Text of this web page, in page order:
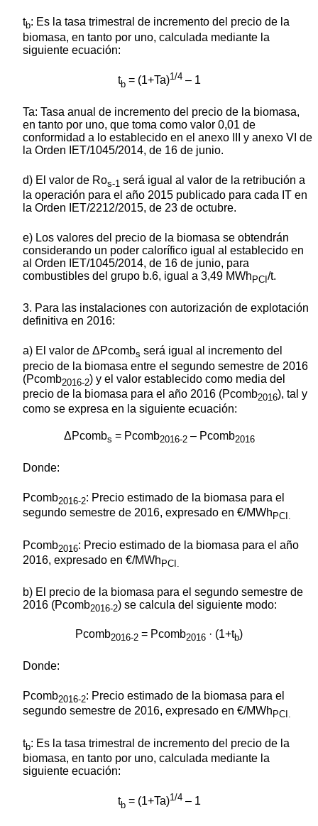
tb: Es la tasa trimestral de incremento del precio de la
biomasa, en tanto por uno, calculada mediante la
siguiente ecuación:
tb = (1+Ta)1/4– 1
Ta: Tasa anual de incremento del precio de la biomasa,
en tanto por uno, que toma como valor 0,01 de
conformidad a lo establecido en el anexo III y anexo VI de
la Orden IET/1045/2014, de 16 de junio.
d) El valor de Ros-1 será igual al valor de la retribución a
la operación para el año 2015 publicado para cada IT en
la Orden IET/2212/2015, de 23 de octubre.
e) Los valores del precio de la biomasa se obtendrán
considerando un poder calorífico igual al establecido en
al Orden IET/1045/2014, de 16 de junio, para
combustibles del grupo b.6, igual a 3,49 MWh PCI /t.
3. Para las instalaciones con autorización de explotación
definitiva en 2016:
a) El valor de ΔPcombs será igual al incremento del
precio de la biomasa entre el segundo semestre de 2016
(Pcomb2016-2) y el valor establecido como media del
precio de la biomasa para el año 2016 (Pcomb2016), tal y
como se expresa en la siguiente ecuación:
ΔPcombs = Pcomb2016-2– Pcomb2016
Donde:
Pcomb2016-2: Precio estimado de la biomasa para el
segundo semestre de 2016, expresado en €/MWh PCI.
Pcomb2016: Precio estimado de la biomasa para el año
2016, expresado en €/MWh PCI.
b) El precio de la biomasa para el segundo semestre de
2016 (Pcomb2016-2) se calcula del siguiente modo:
Pcomb2016-2 = Pcomb2016 · (1+tb)
Donde:
Pcomb2016-2: Precio estimado de la biomasa para el
segundo semestre de 2016, expresado en €/MWh PCI.
tb: Es la tasa trimestral de incremento del precio de la
biomasa, en tanto por uno, calculada mediante la
siguiente ecuación:
tb = (1+Ta)1/4– 1